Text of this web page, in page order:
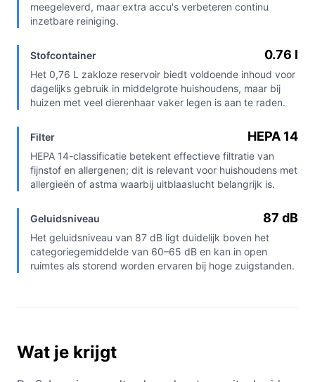
meegeleverd, maar extra accu's verbeteren continu
inzetbare reiniging.
Stofcontainer 0.76 l
Het 0,76 L zakloze reservoir biedt voldoende inhoud voor
dagelijks gebruik in middelgrote huishoudens, maar bij
huizen met veel dierenhaar vaker legen is aan te raden.
Filter HEPA 14
HEPA 14-classificatie betekent effectieve filtratie van
fijnstof en allergenen; dit is relevant voor huishoudens met
allergieën of astma waarbij uitblaaslucht belangrijk is.
Geluidsniveau 87 dB
Het geluidsniveau van 87 dB ligt duidelijk boven het
categoriegemiddelde van 60–65 dB en kan in open
ruimtes als storend worden ervaren bij hoge zuigstanden.
Wat je krijgt